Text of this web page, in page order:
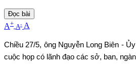
Đọc bài
A+ A- A
Chiều 27/5, ông Nguyễn Long Biên -
cuộc họp có lãnh đạo các sở, ban, ng